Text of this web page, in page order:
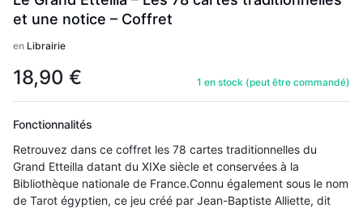
et une notice – Coffret
en Librairie
18,90 € 1 en stock (peut être commandé)
Fonctionnalités
Retrouvez dans ce coffret les 78 cartes traditionnelles du
Grand Etteilla datant du XIXe siècle et conservées à la
Bibliothèque nationale de France.Connu également sous le nom
de Tarot égyptien, ce jeu créé par Jean-Baptiste Alliette, dit